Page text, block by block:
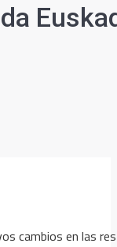
cambios en las